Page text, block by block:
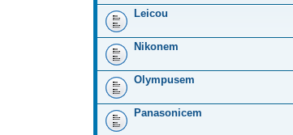
Leicou
Nikonem
Olympusem
Panasonicem